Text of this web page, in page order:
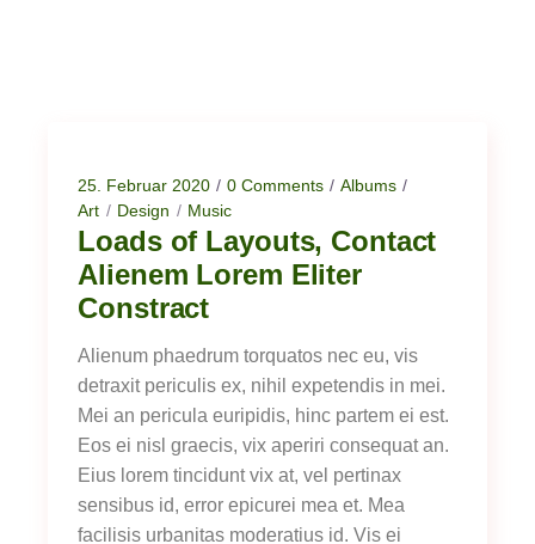
25. Februar 2020 0 Comments
Albums
Art
Design Music
Loads of Layouts, Contact
Alienem Lorem Eliter
Constract
Alienum phaedrum torquatos nec eu, vis
detraxit periculis ex, nihil expetendis in mei.
Mei an pericula euripidis, hinc partem ei est.
Eos ei nisl graecis, vix aperiri consequat an.
Eius lorem tincidunt vix at, vel pertinax
sensibus id, error epicurei mea et. Mea
facilisis urbanitas moderatius id. Vis ei